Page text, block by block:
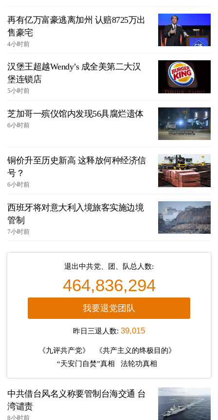
再有亿万富豪逃离加州 认赔8725万出
售豪宅
4小时前
汉堡王超越Wendy’s 成全美第二大汉
堡连锁店
5小时前
芝加哥一殡仪馆内发现56具腐烂遗体
6小时前
铜价升至历史新高 这释放何种经济信
号？
6小时前
西班牙将对意大利入境旅客实施边境
管制
7小时前
退出中共党、团、队总人数:
464,836,294
我要退党团队
昨日三退人数: 39,015
《九评共产党》
《共产主义的终极目的》
“天安门自焚”真相
法轮功真相
中共借台风名义称要管制台海交通 台
湾谴责
8小时前